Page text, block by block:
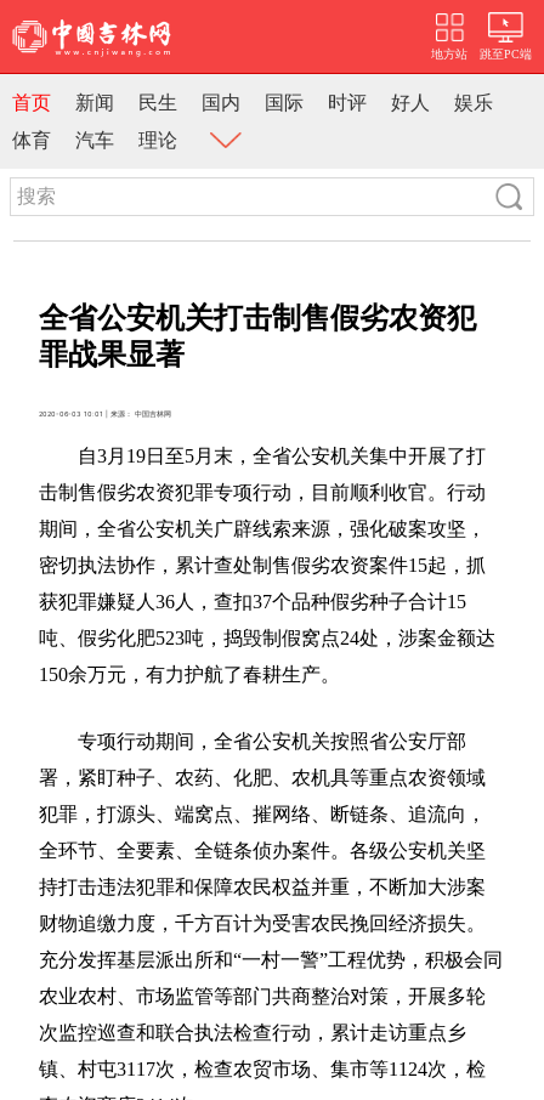
地方站 跳至PC端
首页 新闻 民生 国内 国际 时评 好人
娱乐
体育
汽车 理论
全省公安机关打击制售假劣农资犯
罪战果显著
2020-06-03 10:01 | 来源： 中国吉林网
自3月19日至5月末，全省公安机关集中开展了打
击制售假劣农资犯罪专项行动，目前顺利收官。行动
期间，全省公安机关广辟线索来源，强化破案攻坚，
密切执法协作，累计查处制售假劣农资案件15起，抓
获犯罪嫌疑人36人，查扣37个品种假劣种子合计15
吨、假劣化肥523吨，捣毁制假窝点24处，涉案金额达
150余万元，有力护航了春耕生产。
专项行动期间，全省公安机关按照省公安厅部
署，紧盯种子、农药、化肥、农机具等重点农资领域
犯罪，打源头、端窝点、摧网络、断链条、追流向，
全环节、全要素、全链条侦办案件。各级公安机关坚
持打击违法犯罪和保障农民权益并重，不断加大涉案
财物追缴力度，千方百计为受害农民挽回经济损失。
充分发挥基层派出所和“一村一警”工程优势，积极会同
农业农村、市场监管等部门共商整治对策，开展多轮
次监控巡查和联合执法检查行动，累计走访重点乡
镇、村屯3117次，检查农贸市场、集市等1124次，检